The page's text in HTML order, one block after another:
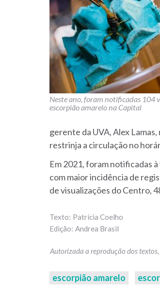
Neste ano, foram notificadas 104
escorpião amarelo na Capital
gerente da UVA, Alex
restrinja a circulação no
Em 2021, foram notificadas
com maior incidência de
de visualizações do Centro,
Patrícia Coelho
Andrea Brasil
escorpião amarelo